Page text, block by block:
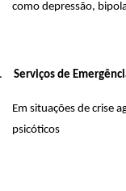
como depressão,
Serviços de
Em situações de crise
psicóticos